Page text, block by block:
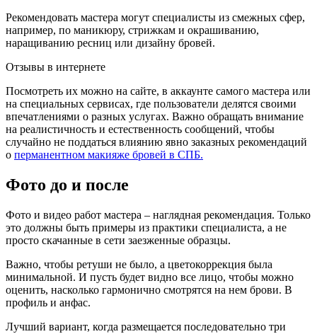
Рекомендовать мастера могут специалисты из смежных сфер,
например, по маникюру, стрижкам и окрашиванию,
наращиванию ресниц или дизайну бровей.
Отзывы в интернете
Посмотреть их можно на сайте, в аккаунте самого мастера или
на специальных сервисах, где пользователи делятся своими
впечатлениями о разных услугах. Важно обращать внимание
на реалистичность и естественность сообщений, чтобы
случайно не поддаться влиянию явно заказных рекомендаций
о перманентном макияже бровей в СПБ.
Фото до и после
Фото и видео работ мастера – наглядная рекомендация. Только
это должны быть примеры из практики специалиста, а не
просто скачанные в сети заезженные образцы.
Важно, чтобы ретуши не было, а цветокоррекция была
минимальной. И пусть будет видно все лицо, чтобы можно
оценить, насколько гармонично смотрятся на нем брови. В
профиль и анфас.
Лучший вариант, когда размещается последовательно три